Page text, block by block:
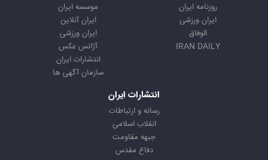
روزنامه ایران
ایران ورزشی
الوفاق
IRAN DAILY
موسسه ایران
ایران آنلاین
ایران ورزشی
آژانس عکس
انتشارات ایران
سازمان آگهی ها
انتشارات ایران
رسانه و ارتباطات
انقلاب اسلامی
جبهه مقاومت
دفاع مقدس